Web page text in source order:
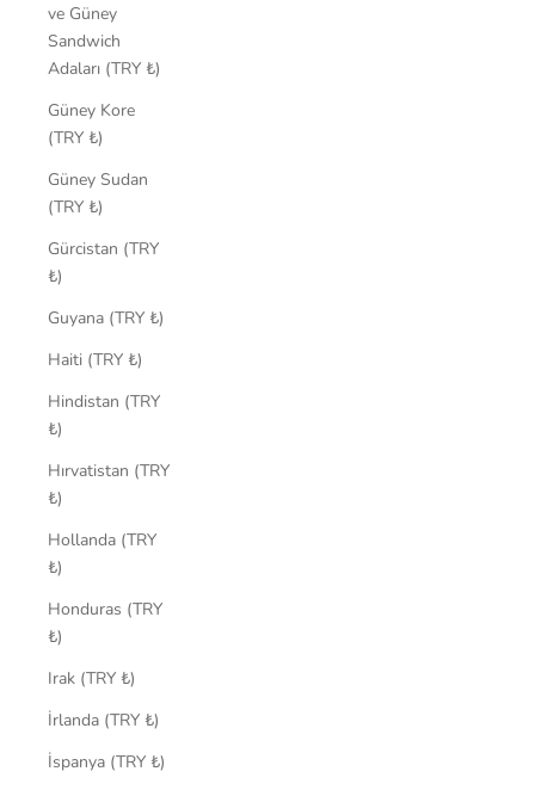
ve Güney
Sandwich
Adaları (TRY ₺)
Güney Kore
(TRY ₺)
Güney Sudan
(TRY ₺)
Gürcistan (TRY
₺)
Guyana (TRY ₺)
Haiti (TRY ₺)
Hindistan (TRY
₺)
Hırvatistan (TRY
₺)
Hollanda (TRY
₺)
Honduras (TRY
₺)
Irak (TRY ₺)
İrlanda (TRY ₺)
İspanya (TRY ₺)